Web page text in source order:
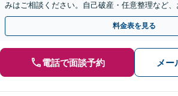
みはご相談ください。自己破産・任意整理など
の解決を目指します。（合同庁舎内郵便局近く）
料金表を見る
電話で面談予約 メー